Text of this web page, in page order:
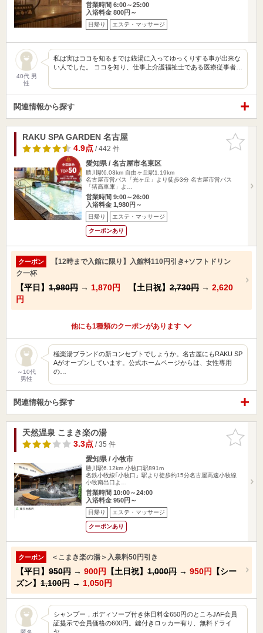
営業時間 6:00～25:00
入浴料金 800円～
日帰り エステ・マッサージ
40代 男
性
私は実はココを知るまでは銭湯に入ってゆっくりする事が出来な
い人でした。 ココを知り、仕事上介護福祉士である医療従事者…
関連情報から探す
お気に入
りに追加
RAKU SPA GARDEN 名古屋
4.9点/ 442 件
愛知県 / 名古屋市名東区
勝川駅6.03km 自由ヶ丘駅1.19km
名古屋市営バス「光ヶ丘」より徒歩3分 名古屋市営バス
「猪高車庫」よ…
営業時間 9:00～26:00
入浴料金 1,980円～
日帰り エステ・マッサージ
クーポンあり
クーポン
【12時まで入館に限り】入館料110円引き+ソフトドリン
ク一杯
【平日】 1,980円 → 1,870円 【土日祝】 2,730円 → 2,620
円
他にも1種類のクーポンがあります
～10代
男性
極楽湯ブランドの新コンセプトでしょうか。名古屋にもRAKU SP
Aがオープンしています。公式ホームページからは、女性専用
の…
関連情報から探す
お気に入
りに追加
天然温泉 こまき楽の湯
3.3点/ 35 件
愛知県 / 小牧市
勝川駅6.12km 小牧口駅891m
名鉄小牧線｢小牧口」駅より徒歩約15分名古屋高速小牧線
小牧南出口よ…
営業時間 10:00～24:00
入浴料金 950円～
日帰り エステ・マッサージ
クーポンあり
クーポン ＜こまき楽の湯＞入泉料50円引き
【平日】 950円 → 900円 【土日祝】 1,000円 → 950円
【シー
ズン】 1,100円 → 1,050円
シャンプー，ボディソープ付き休日料金650円のところJAF会員
証提示で会員価格の600円。鍵付きロッカー有り、無料ドライ